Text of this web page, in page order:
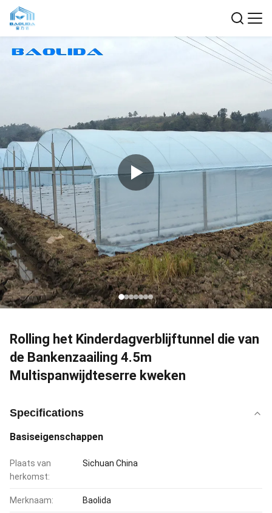
Rolling het Kinderdagverblijftunnel die van
de Bankenzaailing 4.5m
Multispanwijdteserre kweken
Specifications
Basiseigenschappen
Plaats van
herkomst:
Sichuan China
Merknaam: Baolida